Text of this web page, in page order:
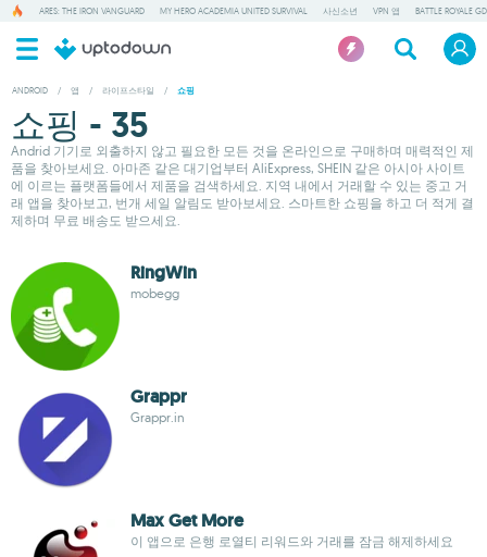
ARES: THE IRON VANGUARD MY HERO ACADEMIA UNITED SURVIVAL 사신소년 VPN 앱 BATTLE ROYALE GD
ANDROID / 앱 / 라이프스타일 / 쇼핑
쇼핑 - 35
Andrid 기기로 외출하지 않고 필요한 모든 것을 온라인으로 구매하며 매력적인 제
품을 찾아보세요. 아마존 같은 대기업부터 AliExpress, SHEIN 같은 아시아 사이트
에 이르는 플랫폼들에서 제품을 검색하세요. 지역 내에서 거래할 수 있는 중고 거
래 앱을 찾아보고, 번개 세일 알림도 받아보세요. 스마트한 쇼핑을 하고 더 적게 결
제하며 무료 배송도 받으세요.
RingWin
mobegg
Grappr
Grappr.in
Max Get More
이 앱으로 은행 로열티 리워드와 거래를 잠금 해제하세요